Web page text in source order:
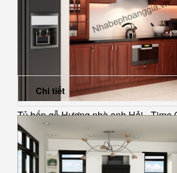
Tủ bếp gỗ Hương nhà anh Hải - Time
Chi tiết